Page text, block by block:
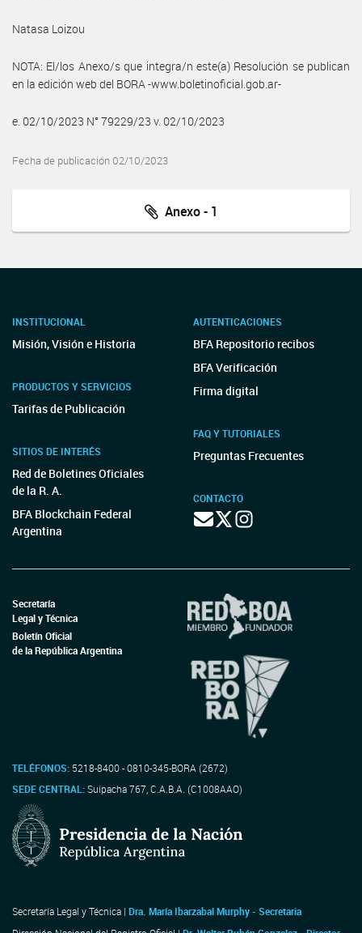
Natasa Loizou
NOTA: El/los Anexo/s que integra/n este(a) Resolución se publican
en la edición web del BORA -www.boletinoficial.gob.ar-
e. 02/10/2023 N° 79229/23 v. 02/10/2023
Fecha de publicación 02/10/2023
Anexo - 1
INSTITUCIONAL
Misión, Visión e Historia
PRODUCTOS Y SERVICIOS
Tarifas de Publicación
SITIOS DE INTERÉS
Red de Boletines Oficiales
de la R. A.
BFA Blockchain Federal
Argentina
AUTENTICACIONES
BFA Repositorio recibos
BFA Verificación
Firma digital
FAQ Y TUTORIALES
Preguntas Frecuentes
CONTACTO
Secretaría
Legal y Técnica
Boletín Oficial
de la República Argentina
TELÉFONOS: 5218-8400 - 0810-345-BORA (2672)
SEDE CENTRAL:Suipacha 767, C.A.B.A. (C1008AAO)
Secretaría Legal y Técnica | Dra. María Ibarzabal Murphy - Secretaria